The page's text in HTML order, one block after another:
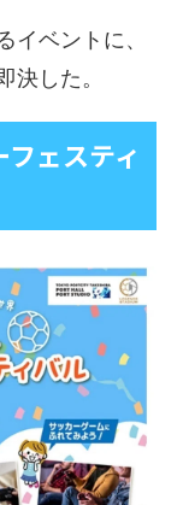
イベントに、
決した。
ェスティ